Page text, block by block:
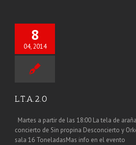
8
04, 2014
L.T.A.2.0
Martes a partir de las 18:00 La tela de
concierto de Sin propina Desconcierto y
sala 16 ToneladasMas info en el evento